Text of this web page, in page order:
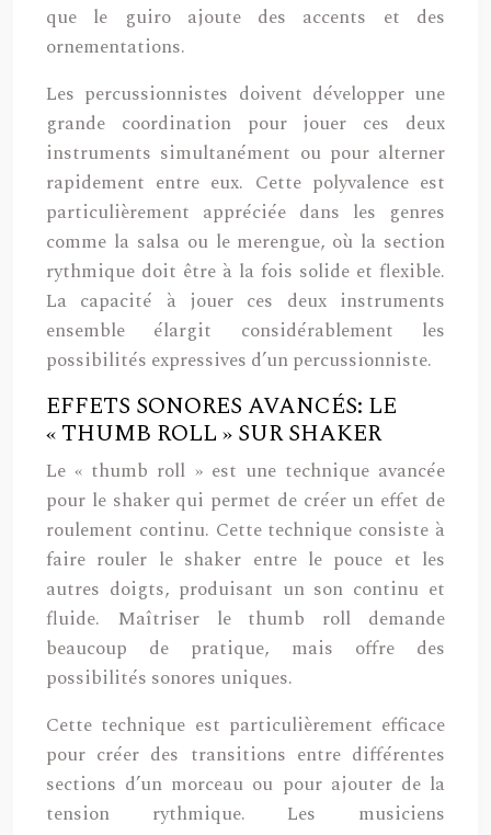
que le guiro ajoute des accents et des
ornementations.
Les percussionnistes doivent développer une
grande coordination pour jouer ces deux
instruments simultanément ou pour alterner
rapidement entre eux. Cette polyvalence est
particulièrement appréciée dans les genres
comme la salsa ou le merengue, où la section
rythmique doit être à la fois solide et flexible.
La capacité à jouer ces deux instruments
ensemble élargit considérablement les
possibilités expressives d’un percussionniste.
EFFETS SONORES AVANCÉS: LE
« THUMB ROLL » SUR SHAKER
Le « thumb roll » est une technique avancée
pour le shaker qui permet de créer un effet de
roulement continu. Cette technique consiste à
faire rouler le shaker entre le pouce et les
autres doigts, produisant un son continu et
fluide. Maîtriser le thumb roll demande
beaucoup de pratique, mais offre des
possibilités sonores uniques.
Cette technique est particulièrement efficace
pour créer des transitions entre différentes
sections d’un morceau ou pour ajouter de la
tension rythmique. Les musiciens